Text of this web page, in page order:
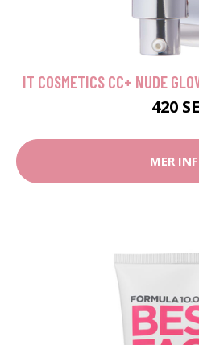
IT COSMETICS CC+ NUDE
420
MER